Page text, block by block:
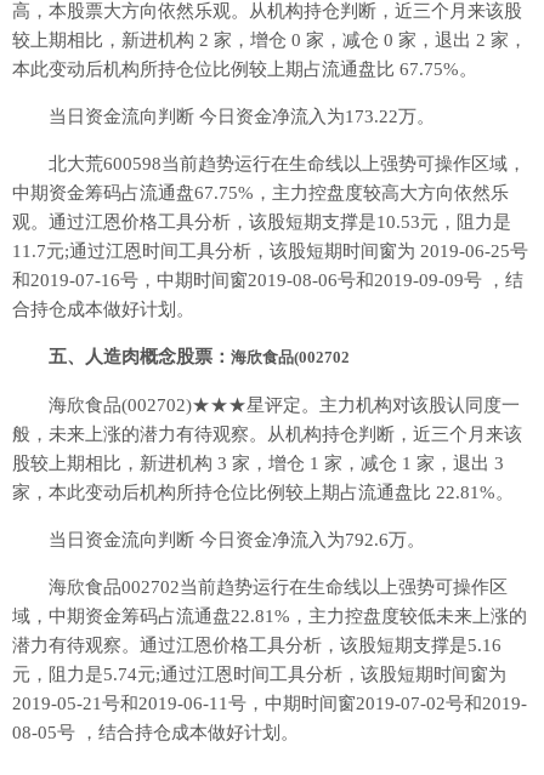
高，本股票大方向依然乐观。从机构持仓判断，近三个月来该股
较上期相比，新进机构 2 家，增仓 0 家，减仓 0 家，退出 2 家，
本此变动后机构所持仓位比例较上期占流通盘比 67.75%。
当日资金流向判断 今日资金净流入为173.22万。
北大荒600598当前趋势运行在生命线以上强势可操作区域，
中期资金筹码占流通盘67.75%，主力控盘度较高大方向依然乐
观。通过江恩价格工具分析，该股短期支撑是10.53元，阻力是
11.7元;通过江恩时间工具分析，该股短期时间窗为 2019-06-25号
和2019-07-16号，中期时间窗2019-08-06号和2019-09-09号 ，结
合持仓成本做好计划。
五、人造肉概念股票： 海欣食品(002702
海欣食品(002702)★★★星评定。主力机构对该股认同度一
般，未来上涨的潜力有待观察。从机构持仓判断，近三个月来该
股较上期相比，新进机构 3 家，增仓 1 家，减仓 1 家，退出 3
家，本此变动后机构所持仓位比例较上期占流通盘比 22.81%。
当日资金流向判断 今日资金净流入为792.6万。
海欣食品002702当前趋势运行在生命线以上强势可操作区
域，中期资金筹码占流通盘22.81%，主力控盘度较低未来上涨的
潜力有待观察。通过江恩价格工具分析，该股短期支撑是5.16
元，阻力是5.74元;通过江恩时间工具分析，该股短期时间窗为
2019-05-21号和2019-06-11号，中期时间窗2019-07-02号和2019-
08-05号 ，结合持仓成本做好计划。